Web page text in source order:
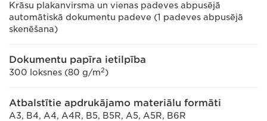
Krāsu plakanvirsma un vienas padeves abpusējā
automātiskā dokumentu padeve (1 padeves abpusējā
skenēšana)
Dokumentu papīra ietilpība
300 loksnes (80 g/m2)
Atbalstītie apdrukājamo materiālu formāti
A3, B4, A4, A4R, B5, B5R, A5, A5R, B6R